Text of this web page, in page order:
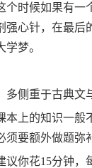
个时候如果有一
强心针，在最后
梦。
侧重于古典文
本上的知识一般
要额外做题弥
你花15分钟，